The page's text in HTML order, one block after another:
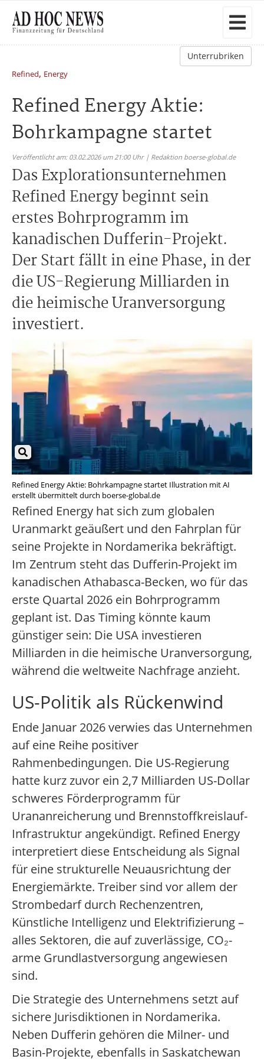
Unterrubriken
Refined, Energy
Refined Energy Aktie:
Bohrkampagne startet
Veröffentlicht am: 03.02.2026 um 21:00 Uhr | Redaktion boerse-global.de
Das Explorationsunternehmen
Refined Energy beginnt sein
erstes Bohrprogramm im
kanadischen Dufferin-Projekt.
Der Start fällt in eine Phase, in der
die US-Regierung Milliarden in
die heimische Uranversorgung
investiert.
Refined Energy Aktie: Bohrkampagne startet Illustration mit AI
erstellt übermittelt durch boerse-global.de
Refined Energy hat sich zum globalen
Uranmarkt geäußert und den Fahrplan für
seine Projekte in Nordamerika bekräftigt.
Im Zentrum steht das Dufferin-Projekt im
kanadischen Athabasca-Becken, wo für das
erste Quartal 2026 ein Bohrprogramm
geplant ist. Das Timing könnte kaum
günstiger sein: Die USA investieren
Milliarden in die heimische Uranversorgung,
während die weltweite Nachfrage anzieht.
US-Politik als Rückenwind
Ende Januar 2026 verwies das Unternehmen
auf eine Reihe positiver
Rahmenbedingungen. Die US-Regierung
hatte kurz zuvor ein 2,7 Milliarden US-Dollar
schweres Förderprogramm für
Urananreicherung und Brennstoffkreislauf-
Infrastruktur angekündigt. Refined Energy
interpretiert diese Entscheidung als Signal
für eine strukturelle Neuausrichtung der
Energiemärkte. Treiber sind vor allem der
Strombedarf durch Rechenzentren,
Künstliche Intelligenz und Elektrifizierung –
alles Sektoren, die auf zuverlässige, CO₂-
arme Grundlastversorgung angewiesen
sind.
Die Strategie des Unternehmens setzt auf
sichere Jurisdiktionen in Nordamerika.
Neben Dufferin gehören die Milner- und
Basin-Projekte, ebenfalls in Saskatchewan